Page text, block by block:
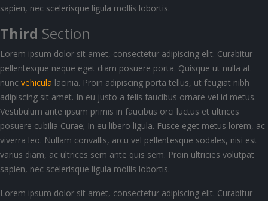
sapien, nec scelerisque ligula mollis lobortis.
Third Section
Lorem ipsum dolor sit amet, consectetur adipiscing elit. Curabitur
pellentesque neque eget diam posuere porta. Quisque ut nulla at
nunc vehicula lacinia. Proin adipiscing porta tellus, ut feugiat nibh
adipiscing sit amet. In eu justo a felis faucibus ornare vel id metus.
Vestibulum ante ipsum primis in faucibus orci luctus et ultrices
posuere cubilia Curae; In eu libero ligula. Fusce eget metus lorem, ac
viverra leo. Nullam convallis, arcu vel pellentesque sodales, nisi est
varius diam, ac ultrices sem ante quis sem. Proin ultricies volutpat
sapien, nec scelerisque ligula mollis lobortis.
Lorem ipsum dolor sit amet, consectetur adipiscing elit. Curabitur